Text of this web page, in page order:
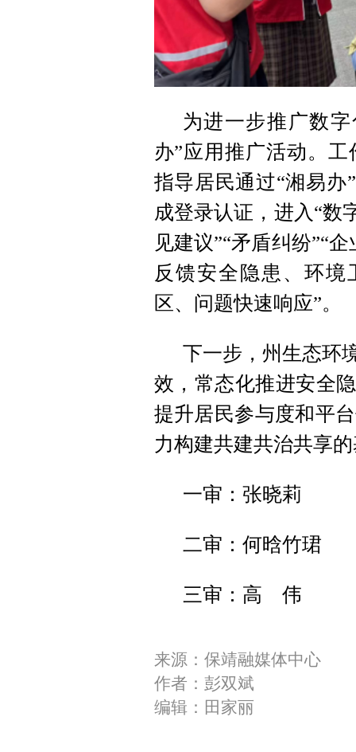
为进一步推广数
办”应用推广活动。
指导居民通过“湘易办
成登录认证，进入“数
见建议”“矛盾纠纷”“
反馈安全隐患、环
区、问题快速响应”。
下一步，州生态环
效，常态化推进安全
提升居民参与度和平
力构建共建共治共享
一审：张晓莉
二审：何晗竹珺
三审：高 伟
来源：保靖融媒体中心
作者：彭双斌
编辑：田家丽